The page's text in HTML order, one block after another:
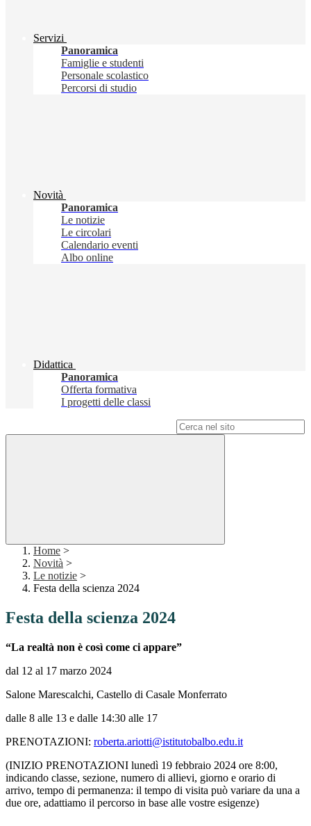
Servizi
Panoramica
Famiglie e studenti
Personale scolastico
Percorsi di studio
Novità
Panoramica
Le notizie
Le circolari
Calendario eventi
Albo online
Didattica
Panoramica
Offerta formativa
I progetti delle classi
Home >
Novità >
Le notizie >
Festa della scienza 2024
Festa della scienza 2024
“La realtà non è così come ci appare”
dal 12 al 17 marzo 2024
Salone Marescalchi, Castello di Casale Monferrato
dalle 8 alle 13 e dalle 14:30 alle 17
PRENOTAZIONI: roberta.ariotti@istitutobalbo.edu.it
(INIZIO PRENOTAZIONI lunedì 19 febbraio 2024 ore 8:00,
indicando classe, sezione, numero di allievi, giorno e orario di
arrivo, tempo di permanenza: il tempo di visita può variare da una a
due ore, adattiamo il percorso in base alle vostre esigenze)